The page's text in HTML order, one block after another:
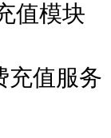
值模块
充值服务